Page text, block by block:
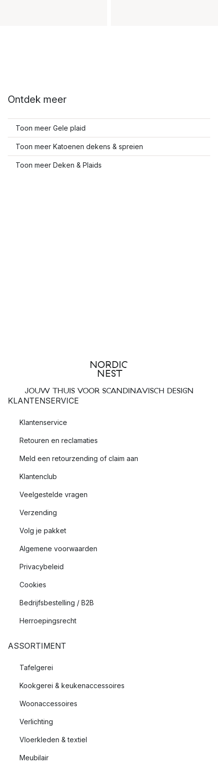
Ontdek meer
Toon meer Gele plaid
Toon meer Katoenen dekens & spreien
Toon meer Deken & Plaids
JOUW THUIS VOOR SCANDINAVISCH DESIGN
KLANTENSERVICE
Klantenservice
Retouren en reclamaties
Meld een retourzending of claim aan
Klantenclub
Veelgestelde vragen
Verzending
Volg je pakket
Algemene voorwaarden
Privacybeleid
Cookies
Bedrijfsbestelling / B2B
Herroepingsrecht
ASSORTIMENT
Tafelgerei
Kookgerei & keukenaccessoires
Woonaccessoires
Verlichting
Vloerkleden & textiel
Meubilair